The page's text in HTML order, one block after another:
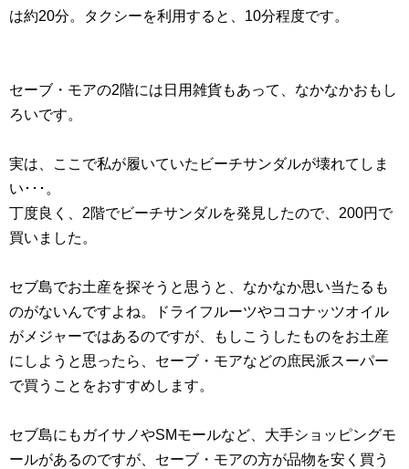
は約20分。タクシーを利用すると、10分程度です。
セーブ・モアの2階には日用雑貨もあって、なかなかおもし
ろいです。
実は、ここで私が履いていたビーチサンダルが壊れてしま
い･･･。
丁度良く、2階でビーチサンダルを発見したので、200円で
買いました。
セブ島でお土産を探そうと思うと、なかなか思い当たるも
のがないんですよね。ドライフルーツやココナッツオイル
がメジャーではあるのですが、もしこうしたものをお土産
にしようと思ったら、セーブ・モアなどの庶民派スーパー
で買うことをおすすめします。
セブ島にもガイサノやSMモールなど、大手ショッピングモ
ールがあるのですが、セーブ・モアの方が品物を安く買う